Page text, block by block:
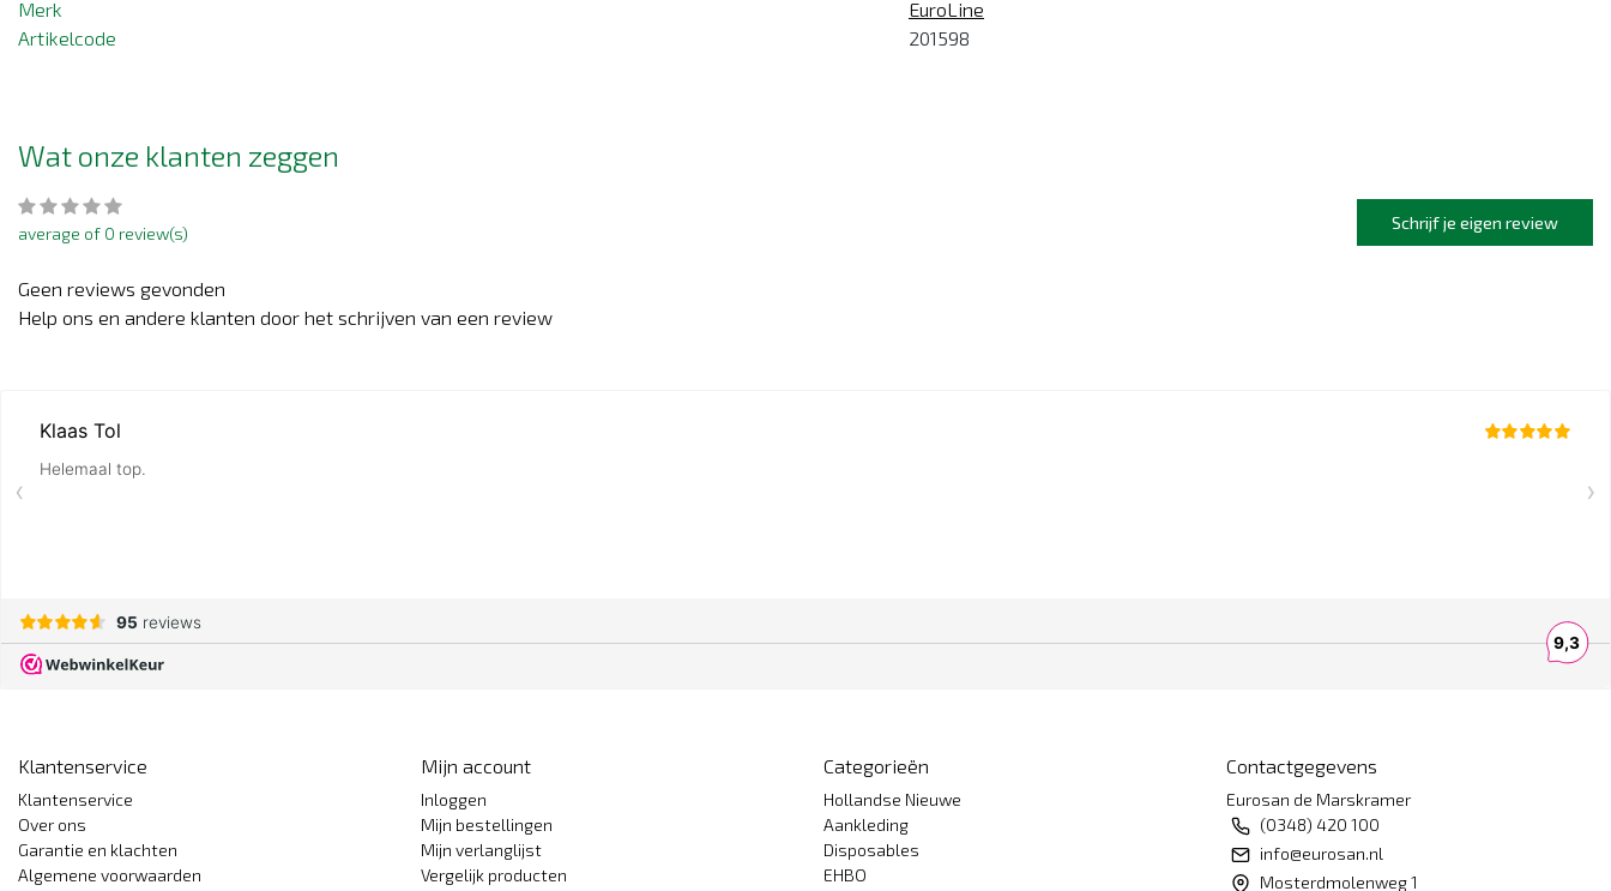
Merk
EuroLine
Artikelcode
201598
Wat onze klanten zeggen
average of 0 review(s)
Schrijf je eigen review
Geen reviews gevonden
Help ons en andere klanten door het schrijven van een review
Klantenservice
Klantenservice
Over ons
Garantie en klachten
Algemene voorwaarden
Mijn account
Inloggen
Mijn bestellingen
Mijn verlanglijst
Vergelijk producten
Categorieën
Hollandse Nieuwe
Aankleding
Disposables
EHBO
Contactgegevens
Eurosan de Marskramer
(0348) 420 100
info@eurosan.nl
Mosterdmolenweg 1